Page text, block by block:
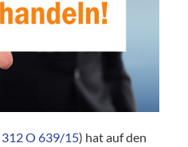
312 O 639/15) hat auf den